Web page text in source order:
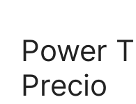
Power
Precio